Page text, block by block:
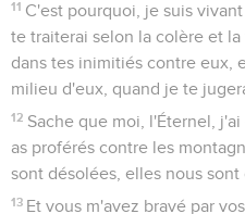
11 C'est pourquoi, je suis
te traiterai selon la colère et
dans tes inimitiés contre eux,
milieu d'eux, quand je te
12 Sache que moi, l'Éternel,
as proférés contre les
sont désolées, elles nous
13 Et vous m'avez bravé par